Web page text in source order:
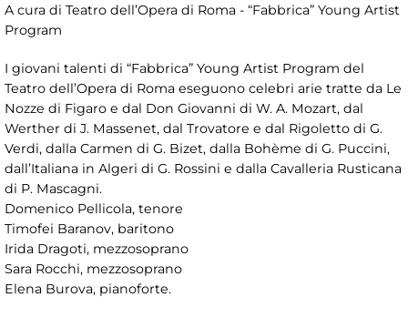
A cura di Teatro dell’Opera di Roma - “Fabbrica” Young Artist
Program
I giovani talenti di “Fabbrica” Young Artist Program del
Teatro dell’Opera di Roma eseguono celebri arie tratte da Le
Nozze di Figaro e dal Don Giovanni di W. A. Mozart, dal
Werther di J. Massenet, dal Trovatore e dal Rigoletto di G.
Verdi, dalla Carmen di G. Bizet, dalla Bohème di G. Puccini,
dall’Italiana in Algeri di G. Rossini e dalla Cavalleria Rusticana
di P. Mascagni.
Domenico Pellicola, tenore
Timofei Baranov, baritono
Irida Dragoti, mezzosoprano
Sara Rocchi, mezzosoprano
Elena Burova, pianoforte.